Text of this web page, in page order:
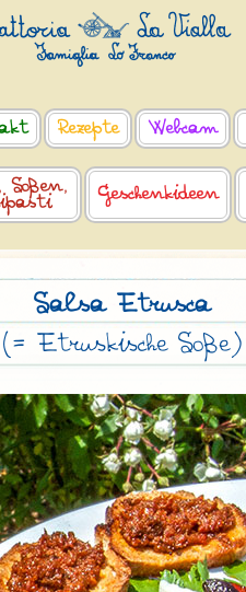
Rezepte Webcam
Geschenkideen
Salsa Etrusca
(= Etruskische Soße)